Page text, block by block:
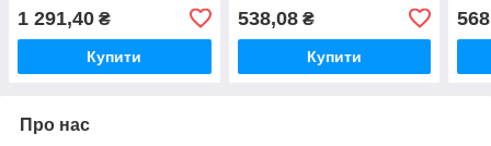
1 291,40 ₴
Купити
538,08₴
Купити
Про нас